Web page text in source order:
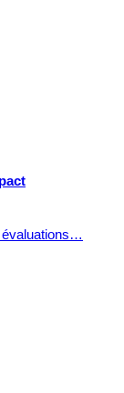
évaluations…